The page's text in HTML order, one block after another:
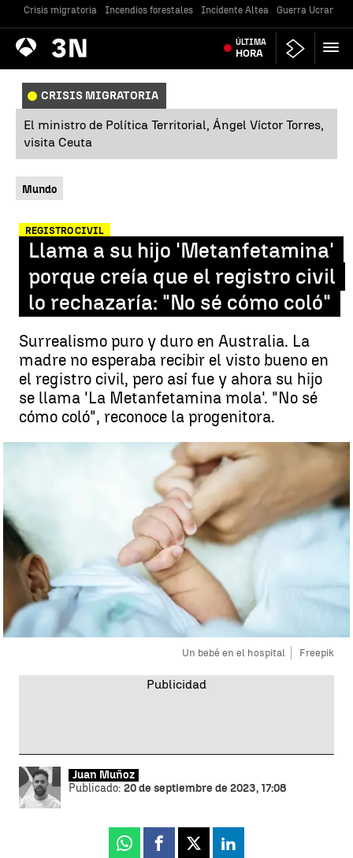
Crisis migratoria Incendios forestales Incidente Altea Guerra Ucrania
Antena
3 Noticias ÚLTIMA
HORA
CRISIS MIGRATORIA
El ministro de Política Territorial, Ángel Víctor Torres,
visita Ceuta
Mundo
REGISTRO CIVIL
Llama a su hijo 'Metanfetamina'
porque creía que el registro civil
lo rechazaría: "No sé cómo coló"
Surrealismo puro y duro en Australia. La
madre no esperaba recibir el visto bueno en
el registro civil, pero así fue y ahora su hijo
se llama 'La Metanfetamina mola'. "No sé
cómo coló", reconoce la progenitora.
Un bebé en el hospital Freepik
Juan Muñoz
Publicado: 20 de septiembre de 2023, 17:08
Whatsapp
Facebook
X Linkedin